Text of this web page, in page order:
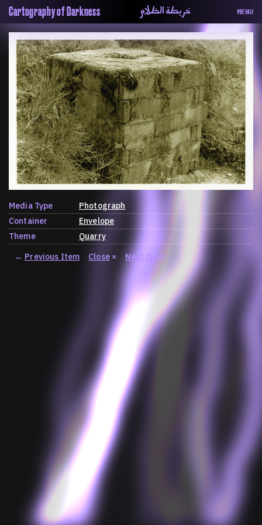
Cartography of Darkness خريطة الظلام MENU
About
ماهيتنا
Map
الخريطة
Periodical
السلسة
Repository
الحاوية
Contributors
المساهمين
Colophon
التختيم
Media Type
Photograph
Container
Envelope
Theme
Quarry
← Previous Item Close× Next Item →